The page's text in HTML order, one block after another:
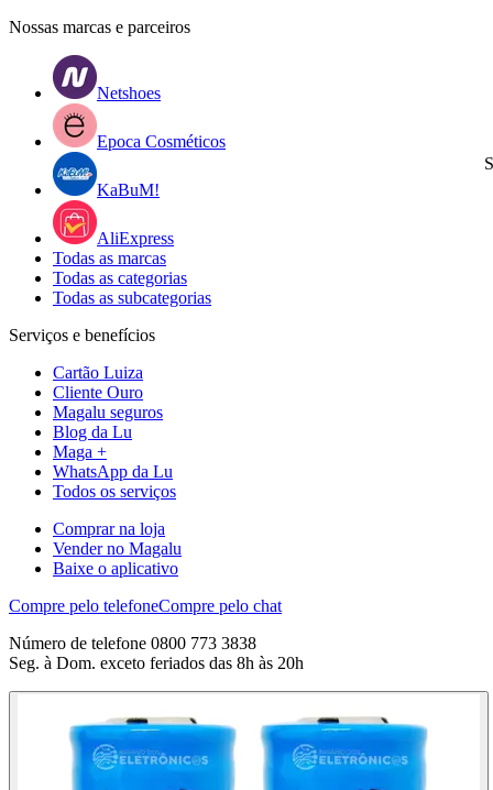
Nossas marcas e parceiros
Netshoes
Epoca Cosméticos
KaBuM!
AliExpress
Todas as marcas
Todas as categorias
Todas as subcategorias
Serviços e benefícios
Cartão Luiza
Cliente Ouro
Magalu seguros
Blog da Lu
Maga +
WhatsApp da Lu
Todos os serviços
Comprar na loja
Vender no Magalu
Baixe o aplicativo
Compre pelo telefoneCompre pelo chat
Número de telefone 0800 773 3838
Seg. à Dom. exceto feriados das 8h às 20h